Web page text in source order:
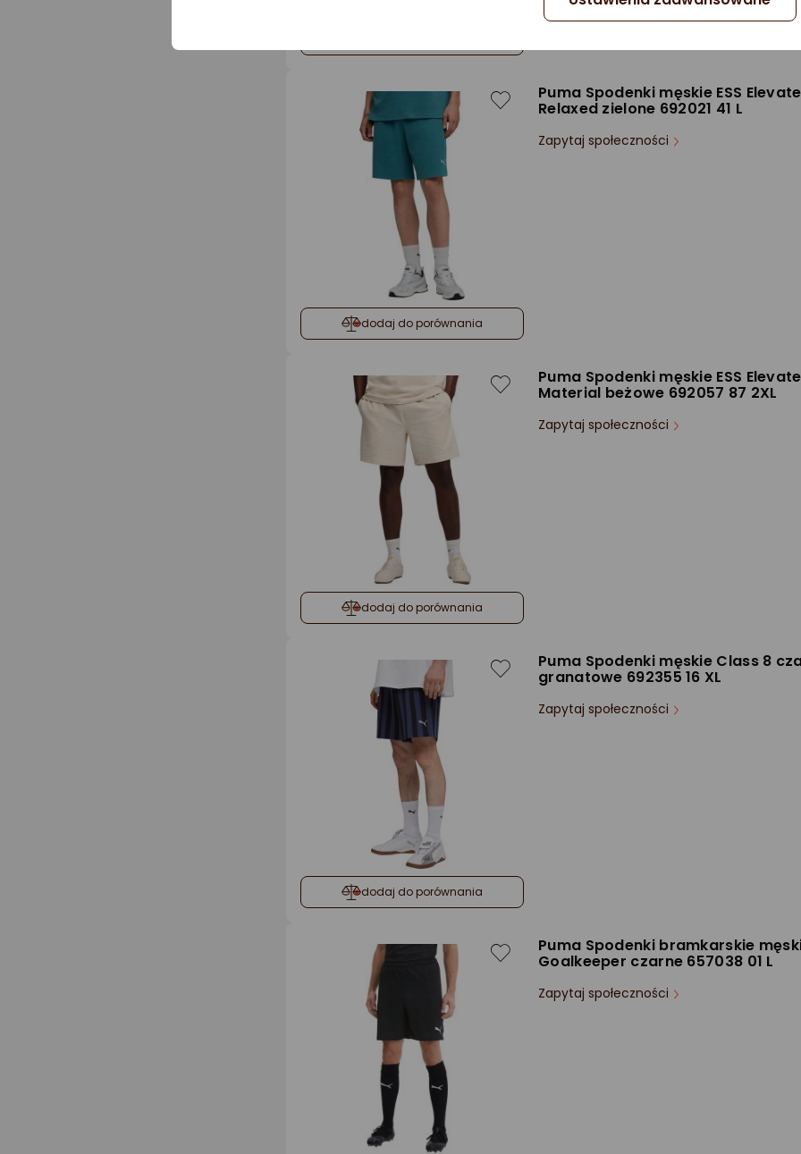
dodaj do porównania
Puma Spodenki męskie ESS
Relaxed zielone 692021 41 L
Zapytaj społeczności
dodaj do porównania
Puma Spodenki męskie ESS
Material beżowe 692057 87 2XL
Zapytaj społeczności
dodaj do porównania
Puma Spodenki męskie Class 8
granatowe 692355 16 XL
Zapytaj społeczności
Puma Spodenki bramkarskie
Goalkeeper czarne 657038 01 L
Zapytaj społeczności